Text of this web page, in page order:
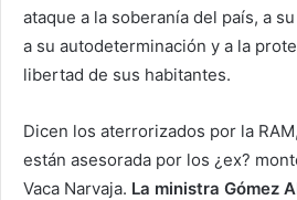
ataque a la soberanía del país, a
a su autodeterminación y a la
libertad de sus habitantes.
Dicen los aterrorizados por la
están asesorada por los ¿ex?
Vaca Narvaja. La ministra Gómez